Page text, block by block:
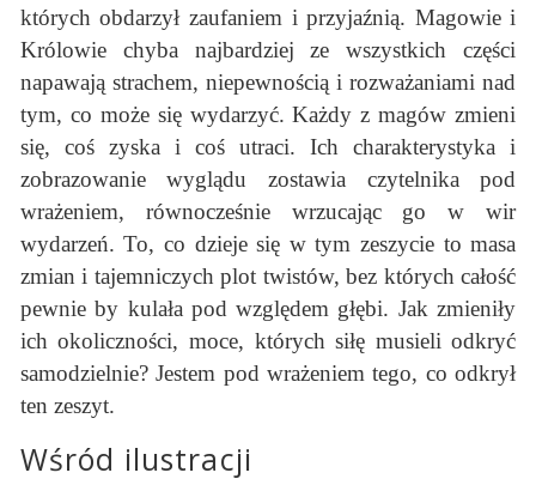
których obdarzył zaufaniem i przyjaźnią. Magowie i
Królowie chyba najbardziej ze wszystkich części
napawają strachem, niepewnością i rozważaniami nad
tym, co może się wydarzyć. Każdy z magów zmieni
się, coś zyska i coś utraci. Ich charakterystyka i
zobrazowanie wyglądu zostawia czytelnika pod
wrażeniem, równocześnie wrzucając go w wir
wydarzeń. To, co dzieje się w tym zeszycie to masa
zmian i tajemniczych plot twistów, bez których całość
pewnie by kulała pod względem głębi. Jak zmieniły
ich okoliczności, moce, których siłę musieli odkryć
samodzielnie? Jestem pod wrażeniem tego, co odkrył
ten zeszyt.
Wśród ilustracji